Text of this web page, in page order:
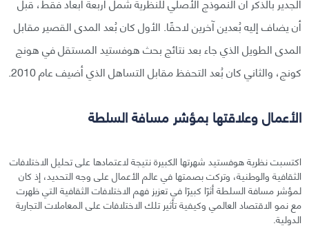
أن يضاف إليه بُعدين آخرين لاحقًا. الأول كان بُعد المدى القصير مقابل
المدى الطويل الذي جاء بعد نتائج بحث هوفستيد المستقل في هونج
كونج، والثاني كان بُعد التحفظ مقابل التساهل الذي أضيف عام 2010.
الأعمال وعلاقتها بمؤشر مسافة السلطة
اكتسبت نظرية هوفستيد شهرتها الكبيرة نتيجة لاعتمادها على تحليل الاختلافات
الثقافية والوطنية، وتركت بصمتها في عالم الأعمال على وجه التحديد، إذ كان
لمؤشر مسافة السلطة أثرًا كبيرًا في تعزيز فهم الاختلافات الثقافية التي ظهرت
مع نمو الاقتصاد العالمي وكيفية تأثير تلك الاختلافات على المعاملات التجارية
الدولية.